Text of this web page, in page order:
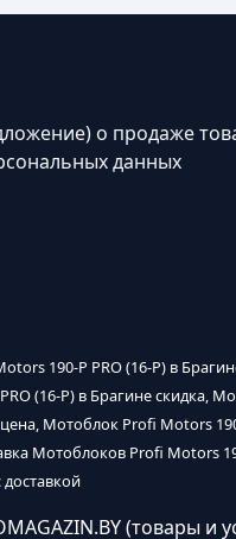
о продаже
данных
190-P PRO (16-P) в
(16-P) в Брагине скидка,
Мотоблок Profi Motors
Мотоблоков Profi Motors
(товары и